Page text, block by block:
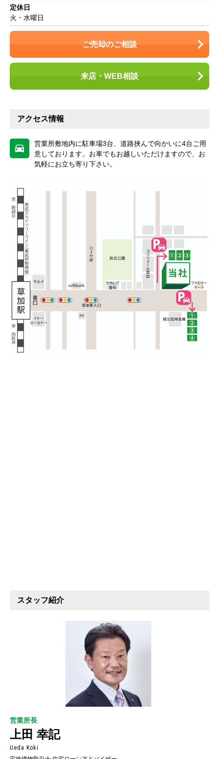
定休日
火・水曜日
ご売却のご相談
来店・WEB相談
アクセス情報
営業所敷地内に駐車場3台、道路挟んで向かいに4台ご用
意しております。お車でもお越しいただけますので、お
気軽にお立ち寄り下さい。
スタッフ紹介
営業所長
上田 幸記
Ueda Koki